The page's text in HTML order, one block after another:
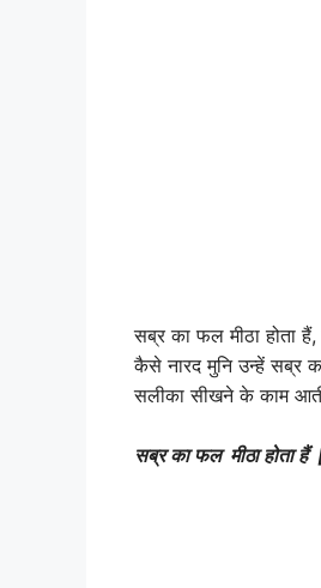
सब्र का फल मीठा होता
कैसे नारद मुनि उन्हें सब्र
सलीका सीखने के काम
सब्र का फल मीठा होता हैं